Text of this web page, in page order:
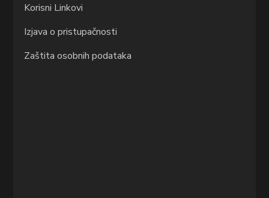
Korisni Linkovi
Izjava o pristupačnosti
Zaštita osobnih podataka